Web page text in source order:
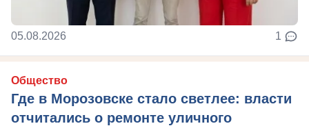
05.08.2026 1
Общество
Где в Морозовске стало светлее: власти
отчитались о ремонте уличного